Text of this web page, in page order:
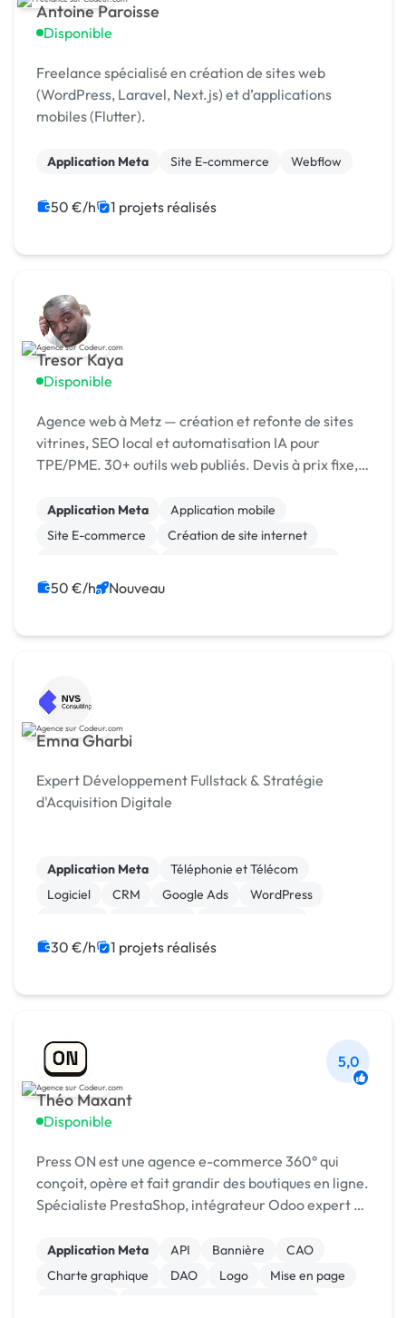
Antoine Paroisse
Disponible
Freelance spécialisé en création de sites web
(WordPress, Laravel, Next.js) et d’applications
mobiles (Flutter).
Application Meta Site E-commerce Webflow
50 €/h 1 projets réalisés
Tresor Kaya
Disponible
Agence web à Metz — création et refonte de sites
vitrines, SEO local et automatisation IA pour
TPE/PME. 30+ outils web publiés. Devis à prix fixe,
Application Meta
Application mobile
Site E-commerce
Création de site internet
Site clé en main
Web design
50 €/h Nouveau
Emna Gharbi
Expert Développement Fullstack & Stratégie
d'Acquisition Digitale
Application Meta
Téléphonie et Télécom
Logiciel
CRM Google Ads
WordPress
Modules et composants
30 €/h 1 projets réalisés
Théo Maxant
Disponible
5,0
Press ON est une agence e-commerce 360° qui
conçoit, opère et fait grandir des boutiques en ligne.
Spécialiste PrestaShop, intégrateur Odoo expert et
Application Meta API Bannière
CAO
Charte graphique
DAO Logo
Mise en page